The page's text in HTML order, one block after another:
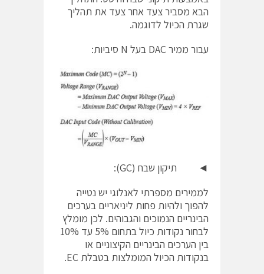
הבא מסביר צעד אחר צעד את תהליך
שגרת הכיול לדוגמה.
עבור ממיר DAC בעל N סיביות:
◄ תיקון שבח (GC):
לממירים מספרתי לאנלוגי יש נטייה
להפוך ולהיות פחות ליניאריים בערכים
הבינריים הנמוכים והגבוהים. לכן מומלץ
לבחור נקודות כיול בתחום 5% עד 10%
בין הערכים הבינריים הקיצוניים או
בנקודות הכיול המומלצות בטבלת EC.